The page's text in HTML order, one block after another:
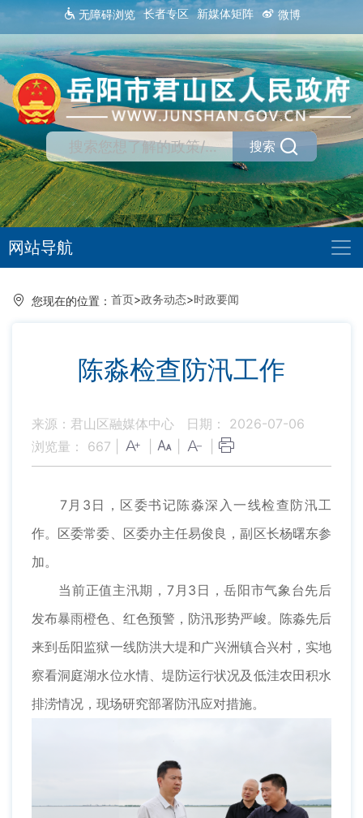
无障碍浏览 长者专区 新媒体矩阵 微博
搜索
网站导航
您现在的位置： 首页>政务动态>时政要闻
陈淼检查防汛工作
来源：君山区融媒体中心
日期： 2026-07-06
浏览量： 667
7月3日，区委书记陈淼深入一线检查防汛工
作。区委常委、区委办主任易俊良，副区长杨曙东参
加。
当前正值主汛期，7月3日，岳阳市气象台先后
发布暴雨橙色、红色预警，防汛形势严峻。陈淼先后
来到岳阳监狱一线防洪大堤和广兴洲镇合兴村，实地
察看洞庭湖水位水情、堤防运行状况及低洼农田积水
排涝情况，现场研究部署防汛应对措施。